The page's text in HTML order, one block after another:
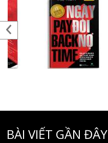
BÀI VIẾT GẦN ĐÂY